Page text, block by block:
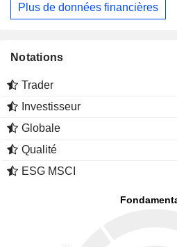
Plus de données financières
Notations
Trader
Investisseur
Globale
Qualité
ESG MSCI